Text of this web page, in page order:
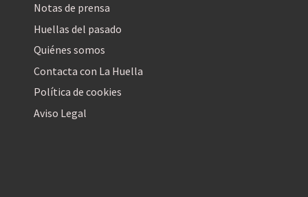
Notas de prensa
Huellas del pasado
Quiénes somos
Contacta con La Huella
Política de cookies
Aviso Legal